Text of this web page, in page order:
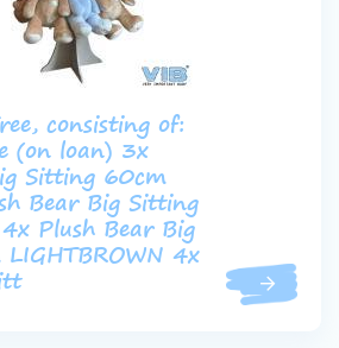
consisting of:
(on loan) 3x
Sitting 60cm
Bear Big Sitting
Plush Bear Big
4x